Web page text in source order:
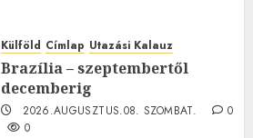
Külföld Címlap Utazási Kalauz
Brazília – szeptembertől
decemberig
2026.AUGUSZTUS.08. SZOMBAT.
0
0